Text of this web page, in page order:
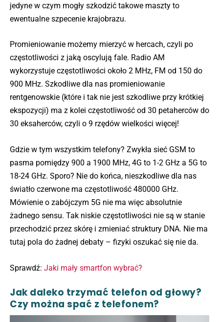
jedyne w czym mogły szkodzić takowe maszty to
ewentualne szpecenie krajobrazu.
Promieniowanie możemy mierzyć w hercach, czyli po
częstotliwości z jaką oscylują fale. Radio AM
wykorzystuje częstotliwości około 2 MHz, FM od 150 do
900 MHz. Szkodliwe dla nas promieniowanie
rentgenowskie (które i tak nie jest szkodliwe przy krótkiej
ekspozycji) ma z kolei częstotliwość od 30 petaherców do
30 eksaherców, czyli o 9 rzędów wielkości więcej!
Gdzie w tym wszystkim telefony? Zwykła sieć GSM to
pasma pomiędzy 900 a 1900 MHz, 4G to 1-2 GHz a 5G to
18-24 GHz. Sporo? Nie do końca, nieszkodliwe dla nas
światło czerwone ma częstotliwość 480000 GHz.
Mówienie o zabójczym 5G nie ma więc absolutnie
żadnego sensu. Tak niskie częstotliwości nie są w stanie
przechodzić przez skórę i zmieniać struktury DNA. Nie ma
tutaj pola do żadnej debaty – fizyki oszukać się nie da.
Sprawdź: Jaki mały smartfon wybrać?
Jak daleko trzymać telefon od głowy?
Czy można spać z telefonem?